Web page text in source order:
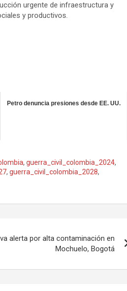
urgente de infraestructura y
y productivos.
Petro denuncia presiones desde EE. UU.
, guerra_civil_colombia_2024,
, guerra_civil_colombia_2028,
alerta por alta contaminación en
Mochuelo, Bogotá